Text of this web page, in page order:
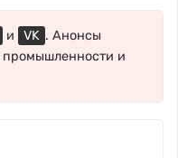
и VK . Анонсы
промышленности и